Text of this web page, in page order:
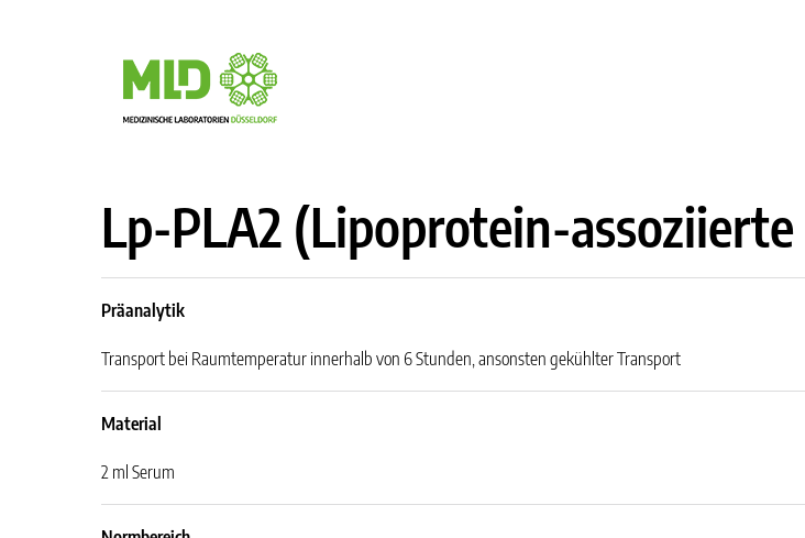
Lp-PLA2 (Lipoprotein-
Präanalytik
Transport bei Raumtemperatur innerhalb von 6 Stunden, ansonsten gekühlter Transport
Material
2 ml Serum